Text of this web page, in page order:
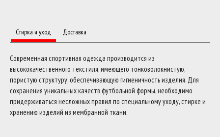
Стирка и уход Доставка
Современная спортивная одежда производится из
высококачественного текстиля, имеющего тонковолокнистую,
пористую структуру, обеспечивающую гигиеничность изделия. Для
сохранения уникальных качеств футбольной формы, необходимо
придерживаться несложных правил по специальному уходу, стирке и
хранению изделий из мембранной ткани.